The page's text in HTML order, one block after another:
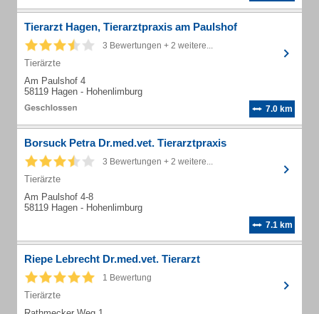
Tierarzt Hagen, Tierarztpraxis am Paulshof
3 Bewertungen + 2 weitere...
Tierärzte
Am Paulshof 4
58119 Hagen - Hohenlimburg
7.0 km
Borsuck Petra Dr.med.vet. Tierarztpraxis
3 Bewertungen + 2 weitere...
Tierärzte
Am Paulshof 4-8
58119 Hagen - Hohenlimburg
7.1 km
Riepe Lebrecht Dr.med.vet. Tierarzt
1 Bewertung
Tierärzte